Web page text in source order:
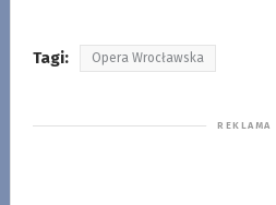
Tagi: Opera Wrocławska